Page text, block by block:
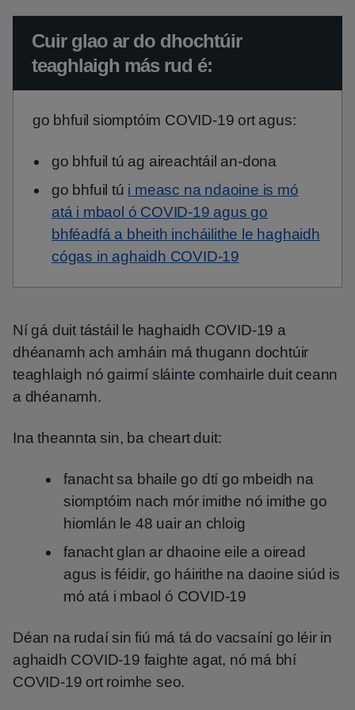
Urgent advice:
Cuir glao ar do dhochtúir
teaghlaigh más rud é:
go bhfuil siomptóim COVID-19 ort agus:
go bhfuil tú ag aireachtáil an-dona
go bhfuil tú i measc na ndaoine is mó
atá i mbaol ó COVID-19 agus go
bhféadfá a bheith incháilithe le haghaidh
cógas in aghaidh COVID-19
Ní gá duit tástáil le haghaidh COVID-19 a
dhéanamh ach amháin má thugann dochtúir
teaghlaigh nó gairmí sláinte comhairle duit ceann
a dhéanamh.
Ina theannta sin, ba cheart duit:
fanacht sa bhaile go dtí go mbeidh na
siomptóim nach mór imithe nó imithe go
hiomlán le 48 uair an chloig
fanacht glan ar dhaoine eile a oiread
agus is féidir, go háirithe na daoine siúd is
mó atá i mbaol ó COVID-19
Déan na rudaí sin fiú má tá do vacsaíní go léir in
aghaidh COVID-19 faighte agat, nó má bhí
COVID-19 ort roimhe seo.